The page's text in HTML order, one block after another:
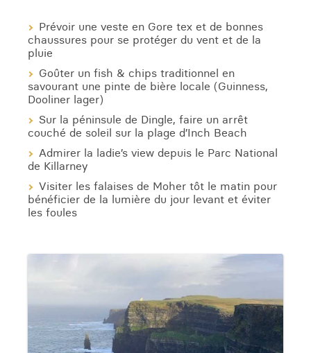
Prévoir une veste en Gore tex et de bonnes
chaussures pour se protéger du vent et de la
pluie
Goûter un fish & chips traditionnel en
savourant une pinte de bière locale (Guinness,
Dooliner lager)
Sur la péninsule de Dingle, faire un arrêt
couché de soleil sur la plage d’Inch Beach
Admirer la ladie’s view depuis le Parc National
de Killarney
Visiter les falaises de Moher tôt le matin pour
bénéficier de la lumière du jour levant et éviter
les foules